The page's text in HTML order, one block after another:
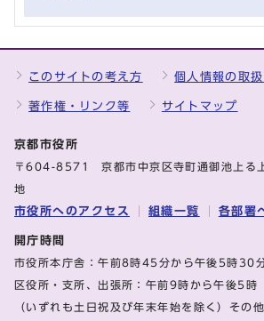
このサイトの考え方 個人情報の取扱
著作権・リンク等 サイトマップ
京都市役所
〒604-8571 京都市中京区寺町通御池上る
地
市役所へのアクセス 組織一覧 各部署
開庁時間
市役所本庁舎：午前8時45分から午後5時30
区役所・支所、出張所：午前9時から午後5
（いずれも土日祝及び年末年始を除く）その